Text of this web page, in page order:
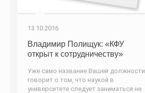
13.10.2016
Владимир Полищук: «КФУ
открыт к сотрудничеству»
Уже само название Вашей должности
говорит о том, что наукой в
университете следует заниматься не